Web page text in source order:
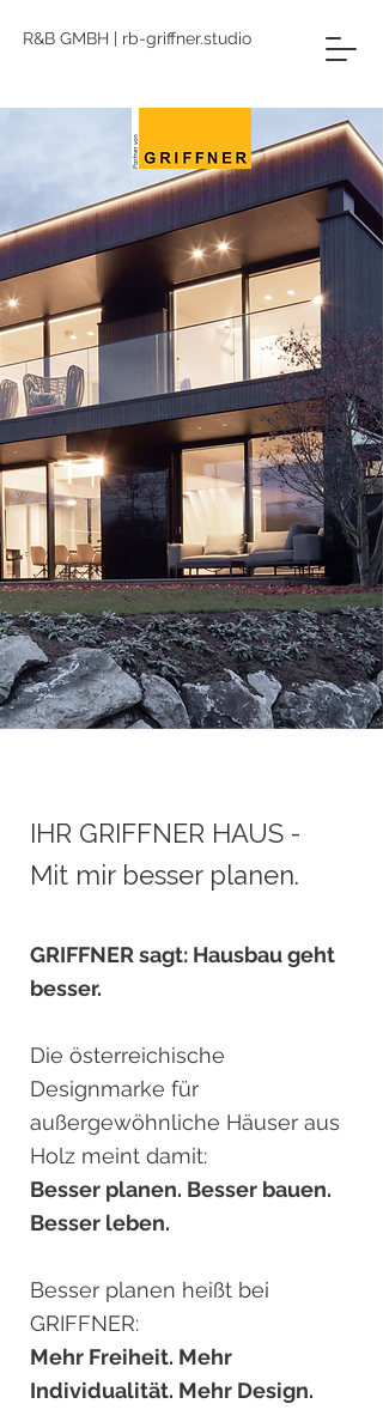
R&B GMBH | rb-griffner.studio
IHR GRIFFNER HAUS -
Mit mir besser planen.
GRIFFNER sagt: Hausbau geht
besser.
Die österreichische
Designmarke für
außergewöhnliche Häuser aus
Holz meint damit:
Besser planen. Besser bauen.
Besser leben.
Besser planen heißt bei
GRIFFNER:
Mehr Freiheit. Mehr
Individualität. Mehr Design.